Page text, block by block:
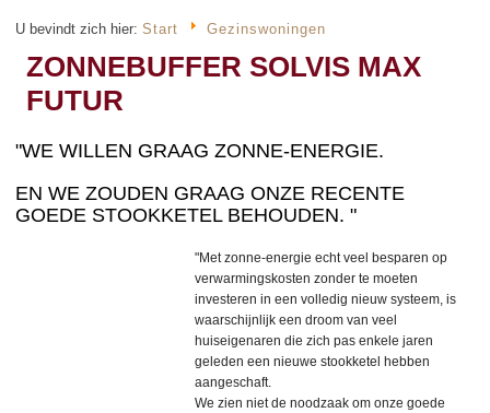
U bevindt zich hier:Start Gezinswoningen
ZONNEBUFFER SOLVIS MAX
FUTUR
"WE WILLEN GRAAG ZONNE-ENERGIE.
EN WE ZOUDEN GRAAG ONZE RECENTE
GOEDE STOOKKETEL BEHOUDEN. "
"Met zonne-energie echt veel besparen op
verwarmingskosten zonder te moeten
investeren in een volledig nieuw systeem, is
waarschijnlijk een droom van veel
huiseigenaren die zich pas enkele jaren
geleden een nieuwe stookketel hebben
aangeschaft.
We zien niet de noodzaak om onze goede